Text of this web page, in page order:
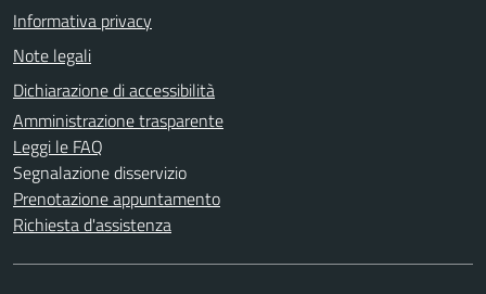
Informativa privacy
Note legali
Dichiarazione di accessibilità
Amministrazione trasparente
Leggi le FAQ
Segnalazione disservizio
Prenotazione appuntamento
Richiesta d'assistenza